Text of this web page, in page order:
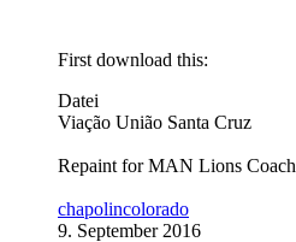
First download this:
Datei
Viação União Santa Cruz
Repaint for MAN Lions Coach
chapolincolorado
9. September 2016